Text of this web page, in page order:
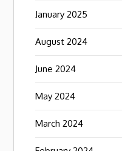
January 2025
August 2024
June 2024
May 2024
March 2024